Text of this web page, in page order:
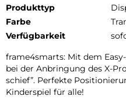
Produkttyp
Farbe
Verfügbarkeit
frame4smarts: Mit dem
bei der Anbringung des X-
schief”. Perfekte
Kinderspiel für alle!